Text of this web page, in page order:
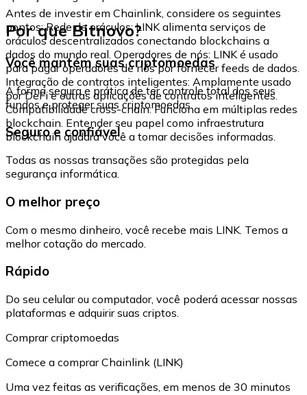
Antes de investir em Chainlink, considere os seguintes
pontos: Rede de oráculos: LINK alimenta serviços de
oráculos descentralizados conectando blockchains a
dados do mundo real. Operadores de nós: LINK é usado
para pagar operadores de nós por fornecer feeds de dados.
Integração de contratos inteligentes: Amplamente usado
por DeFi e outras aplicações de contratos inteligentes.
Compatibilidade cross-chain: Funciona em múltiplas redes
blockchain. Entender seu papel como infraestrutura
blockchain ajudará você a tomar decisões informadas.
Por que Bitnovo?
Você mantém suas criptomoedas
A forma segura e prática de ter controle total dos seus
fundos e proteger suas criptomoedas.
Seguro e confiável
Todas as nossas transações são protegidas pela
segurança informática.
O melhor preço
Com o mesmo dinheiro, você recebe mais LINK. Temos a
melhor cotação do mercado.
Rápido
Do seu celular ou computador, você poderá acessar nossas
plataformas e adquirir suas criptos.
Comprar criptomoedas
Comece a comprar Chainlink (LINK)
Uma vez feitas as verificações, em menos de 30 minutos